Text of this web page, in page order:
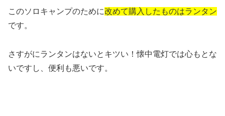
このソロキャンプのために改めて購入したものはランタン
です。
さすがにランタンはないとキツい！懐中電灯では心もとな
いですし、便利も悪いです。